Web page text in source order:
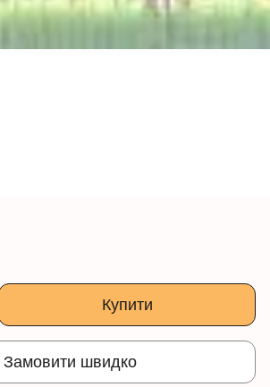
Купити
Замовити швидко